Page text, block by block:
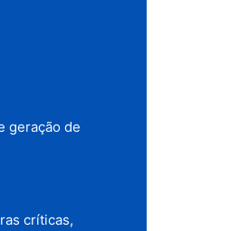
geração de
críticas,